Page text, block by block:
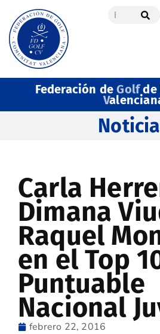
Federación deGolfde
V
Carla
Dimana
Raquel
en el Top
Puntuable
Nacional
febrero 22, 2016